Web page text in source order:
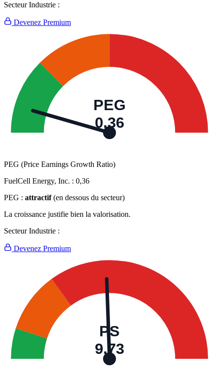
Secteur Industrie :
Devenez Premium
PEG
0,36
PEG (Price Earnings Growth Ratio)
FuelCell Energy, Inc. : 0,36
PEG : attractif (en dessous du secteur)
La croissance justifie bien la valorisation.
Secteur Industrie :
Devenez Premium
PS
9,73